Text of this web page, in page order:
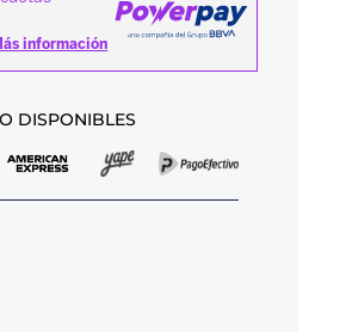
DISPONIBLES